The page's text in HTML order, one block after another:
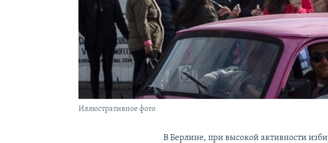
Иллюстративное фото
В Берлине, при высокой активности